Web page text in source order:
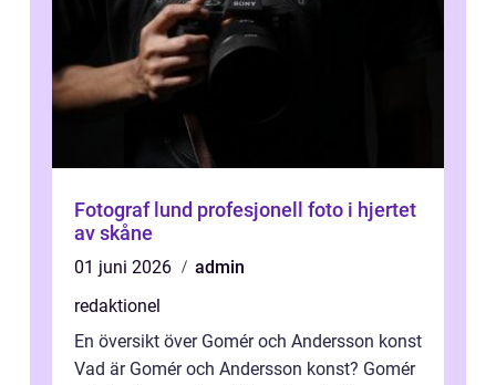
Fotograf lund profesjonell foto i hjertet
av skåne
01 juni 2026
admin
redaktionel
En översikt över Gomér och Andersson konst
Vad är Gomér och Andersson konst? Gomér